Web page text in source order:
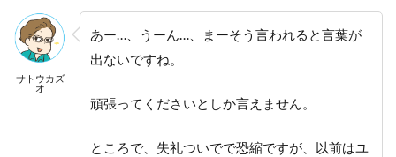
サトウカズ
オ
あー…、うーん…、まーそう言われると言葉が
出ないですね。
頑張ってくださいとしか言えません。
ところで、失礼ついでで恐縮ですが、以前はユ